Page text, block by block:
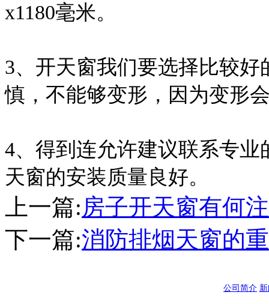
x1180毫米。
3、开天窗我们要选择比较
慎，不能够变形，因为变形
4、得到连允许建议联系专
天窗的安装质量良好。
上一篇:房子开天窗有何
下一篇:消防排烟天窗的
公司简介